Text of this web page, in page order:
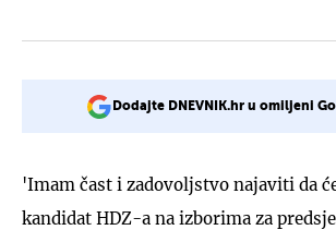
Dodajte DNEVNIK.hr u omiljeni
'Imam čast i zadovoljstvo najaviti da
kandidat HDZ-a na izborima za